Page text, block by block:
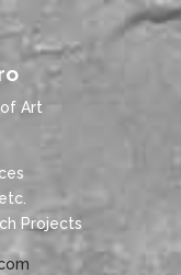
Art
Projects